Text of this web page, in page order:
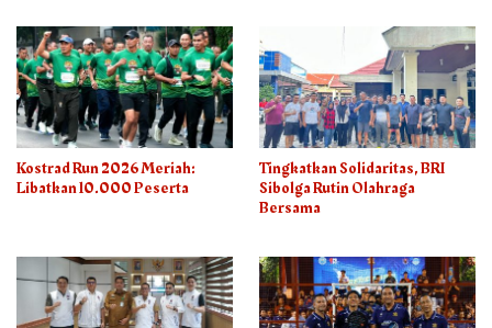
Kostrad Run 2026 Meriah:
Libatkan 10.000 Peserta
Tingkatkan Solidaritas, BRI
Sibolga Rutin Olahraga
Bersama